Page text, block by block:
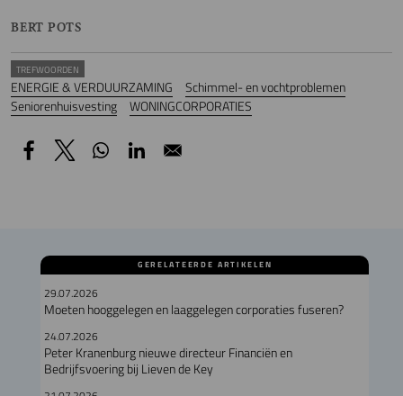
BERT POTS
TREFWOORDEN
ENERGIE & VERDUURZAMING
Schimmel- en vochtproblemen
Seniorenhuisvesting
WONINGCORPORATIES
GERELATEERDE ARTIKELEN
29.07.2026
Moeten hooggelegen en laaggelegen corporaties fuseren?
24.07.2026
Peter Kranenburg nieuwe directeur Financiën en
Bedrijfsvoering bij Lieven de Key